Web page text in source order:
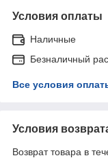
Условия оплаты
Наличные
Безналичный
Все условия
Условия
Возврат товара в